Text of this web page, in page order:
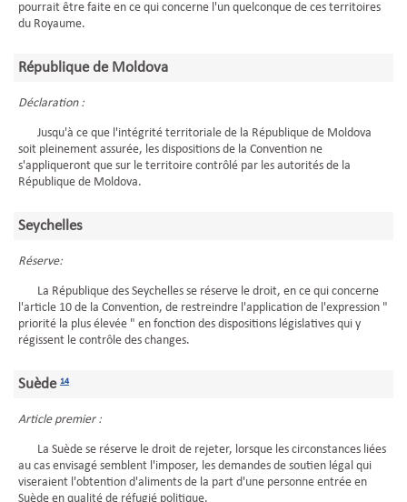
pourrait être faite en ce qui concerne l'un quelconque de ces territoires
du Royaume.
République de Moldova
Déclaration :
Jusqu'à ce que l'intégrité territoriale de la République de Moldova
soit pleinement assurée, les dispositions de la Convention ne
s'appliqueront que sur le territoire contrôlé par les autorités de la
République de Moldova.
Seychelles
Réserve:
La République des Seychelles se réserve le droit, en ce qui concerne
l'article 10 de la Convention, de restreindre l'application de l'expression "
priorité la plus élevée " en fonction des dispositions législatives qui y
régissent le contrôle des changes.
Suède 14
Article premier :
La Suède se réserve le droit de rejeter, lorsque les circonstances liées
au cas envisagé semblent l'imposer, les demandes de soutien légal qui
viseraient l'obtention d'aliments de la part d'une personne entrée en
Suède en qualité de réfugié politique.